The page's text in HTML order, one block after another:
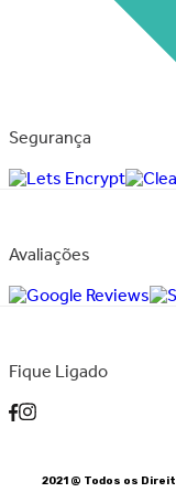
Segurança
Avaliações
Fique Ligado
2021 @ Todos os